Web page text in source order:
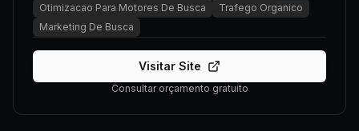
Otimizacao Para Motores De Busca
Trafego Organico
Marketing De Busca
Visitar Site
Consultar orçamento gratuito